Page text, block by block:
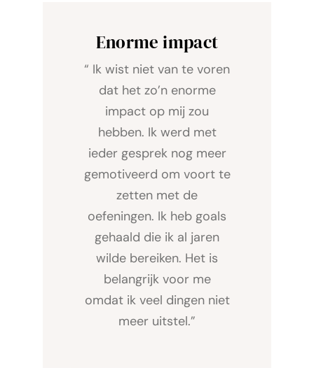
Enorme impact
“ Ik wist niet van te voren
dat het zo’n enorme
impact op mij zou
hebben. Ik werd met
ieder gesprek nog meer
gemotiveerd om voort te
zetten met de
oefeningen. Ik heb goals
gehaald die ik al jaren
wilde bereiken. Het is
belangrijk voor me
omdat ik veel dingen niet
meer uitstel.”